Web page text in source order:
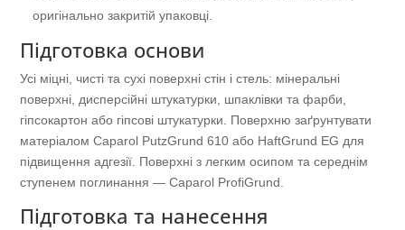
оригінально закритій упаковці.
Підготовка основи
Усі міцні, чисті та сухі поверхні стін і стель: мінеральні
поверхні, дисперсійні штукатурки, шпаклівки та фарби,
гіпсокартон або гіпсові штукатурки. Поверхню заґрунтувати
матеріалом Caparol PutzGrund 610 або HaftGrund EG для
підвищення адгезії. Поверхні з легким осипом та середнім
ступенем поглинання — Caparol ProfiGrund.
Підготовка та нанесення